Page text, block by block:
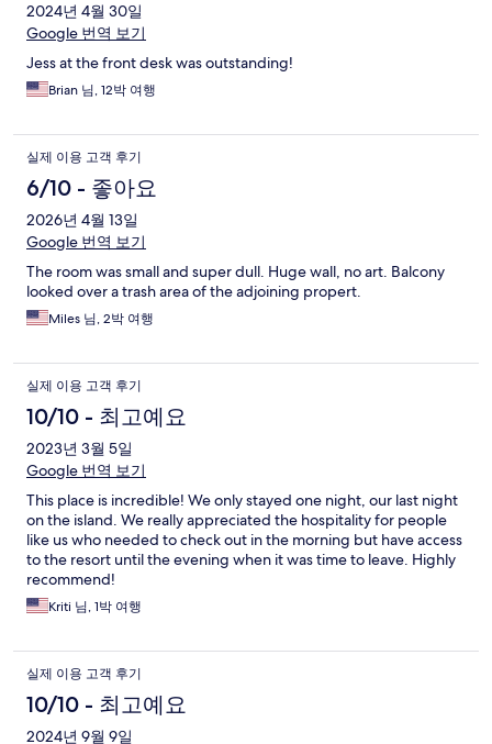
2024년 4월 30일
Google 번역 보기
Jess at the front desk was outstanding!
Brian 님, 12박 여행
실제 이용 고객 후기
6/10 - 좋아요
2026년 4월 13일
Google 번역 보기
The room was small and super dull. Huge wall, no art. Balcony
looked over a trash area of the adjoining propert.
Miles 님, 2박 여행
실제 이용 고객 후기
10/10 - 최고예요
2023년 3월 5일
Google 번역 보기
This place is incredible! We only stayed one night, our last night
on the island. We really appreciated the hospitality for people
like us who needed to check out in the morning but have access
to the resort until the evening when it was time to leave. Highly
recommend!
Kriti 님, 1박 여행
실제 이용 고객 후기
10/10 - 최고예요
2024년 9월 9일